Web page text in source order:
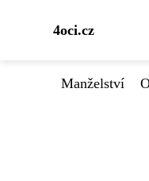
4oci.cz
Manželství